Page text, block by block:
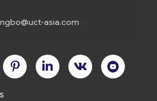
asia.com
asia.com